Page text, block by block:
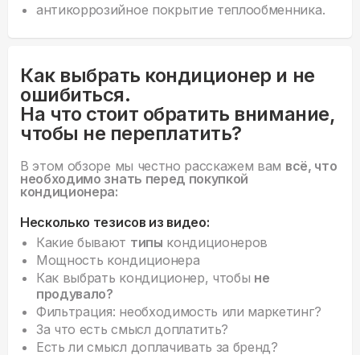
антикоррозийное покрытие теплообменника.
Как выбрать кондиционер и не
ошибиться.
На что стоит обратить внимание,
чтобы не переплатить?
В этом обзоре мы честно расскажем вам всё, что
необходимо знать перед покупкой
кондиционера:
Несколько тезисов из видео:
Какие бывают типы кондиционеров
Мощность кондиционера
Как выбрать кондиционер, чтобы не
продувало?
Фильтрация: необходимость или маркетинг?
За что есть смысл доплатить?
Есть ли смысл доплачивать за бренд?